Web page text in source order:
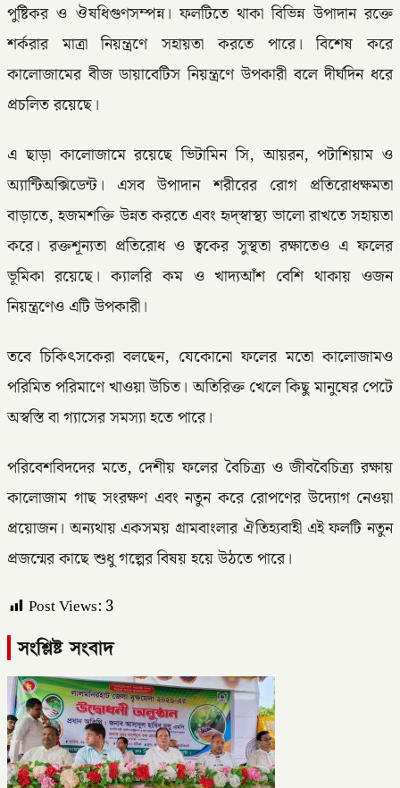
পুষ্টিকর ও ঔষধিগুণসম্পন্ন। ফলটিতে থাকা বিভিন্ন উপাদান রক্তে
শর্করার মাত্রা নিয়ন্ত্রণে সহায়তা করতে পারে। বিশেষ করে
কালোজামের বীজ ডায়াবেটিস নিয়ন্ত্রণে উপকারী বলে দীর্ঘদিন ধরে
প্রচলিত রয়েছে।
এ ছাড়া কালোজামে রয়েছে ভিটামিন সি, আয়রন, পটাশিয়াম ও
অ্যান্টিঅক্সিডেন্ট। এসব উপাদান শরীরের রোগ প্রতিরোধক্ষমতা
বাড়াতে, হজমশক্তি উন্নত করতে এবং হৃদ্‌স্বাস্থ্য ভালো রাখতে সহায়তা
করে। রক্তশূন্যতা প্রতিরোধ ও ত্বকের সুস্থতা রক্ষাতেও এ ফলের
ভূমিকা রয়েছে। ক্যালরি কম ও খাদ্যআঁশ বেশি থাকায় ওজন
নিয়ন্ত্রণেও এটি উপকারী।
তবে চিকিৎসকেরা বলছেন, যেকোনো ফলের মতো কালোজামও
পরিমিত পরিমাণে খাওয়া উচিত। অতিরিক্ত খেলে কিছু মানুষের পেটে
অস্বস্তি বা গ্যাসের সমস্যা হতে পারে।
পরিবেশবিদদের মতে, দেশীয় ফলের বৈচিত্র্য ও জীববৈচিত্র্য রক্ষায়
কালোজাম গাছ সংরক্ষণ এবং নতুন করে রোপণের উদ্যোগ নেওয়া
প্রয়োজন। অন্যথায় একসময় গ্রামবাংলার ঐতিহ্যবাহী এই ফলটি নতুন
প্রজন্মের কাছে শুধু গল্পের বিষয় হয়ে উঠতে পারে।
Post Views: 3
সংশ্লিষ্ট সংবাদ